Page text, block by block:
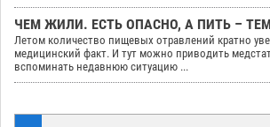
ЧЕМ ЖИЛИ. ЕСТЬ ОПАСНО, А ПИТЬ –
Летом количество пищевых отравлений кратно
медицинский факт. И тут можно приводить
вспоминать недавнюю ситуацию ...